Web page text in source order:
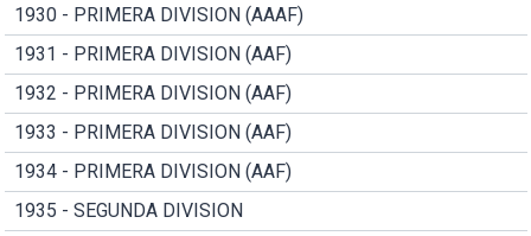
1930 - PRIMERA DIVISION (AAAF)
1931 - PRIMERA DIVISION (AAF)
1932 - PRIMERA DIVISION (AAF)
1933 - PRIMERA DIVISION (AAF)
1934 - PRIMERA DIVISION (AAF)
1935 - SEGUNDA DIVISION